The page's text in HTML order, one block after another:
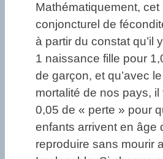
Mathématiquement, cet
conjoncturel de
à partir du constat qu’il
1 naissance fille pour
de garçon, et qu’avec
mortalité de nos pays,
0,05 de « perte » pour
enfants arrivent en âge
reproduire sans mourir